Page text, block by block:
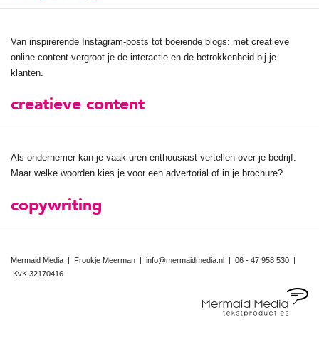
Van inspirerende Instagram-posts tot boeiende blogs: met creatieve
online content vergroot je de interactie en de betrokkenheid bij je
klanten.
creatieve content
Als ondernemer kan je vaak uren enthousiast vertellen over je bedrijf.
Maar welke woorden kies je voor een advertorial of in je brochure?
copywriting
Mermaid Media | Froukje Meerman | info@mermaidmedia.nl| 06 - 47 958 530|
KvK 32170416